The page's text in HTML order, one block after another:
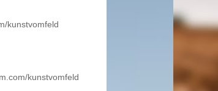
kunstvomfeld
kunstvomfeld